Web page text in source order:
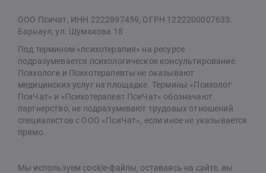
ООО Псичат, ИНН 2222897459, ОГРН 1222200007633.
Барнаул, ул. Шумакова 18
Под термином «психотерапия» на ресурсе
подразумевается психологическое консультирование.
Психологи и Психотерапевты не оказывают
медицинских услуг на площадке. Термины «Психолог
ПсиЧат» и «Психотерапевт ПсиЧат» обозначают
партнерство, не подразумевают трудовых отношений
специалистов с ООО «ПсиЧат», если иное не указывается
прямо.
Мы используем cookie-файлы, оставаясь на сайте, вы